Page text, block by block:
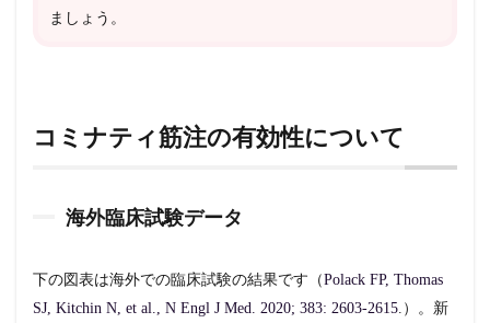
ましょう。
コミナティ筋注の有効性について
海外臨床試験データ
下の図表は海外での臨床試験の結果です（Polack FP, Thomas
SJ, Kitchin N, et al., N Engl J Med. 2020; 383: 2603-2615 .）。新